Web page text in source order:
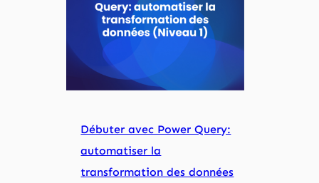
Débuter avec Power Query:
automatiser la
transformation des données